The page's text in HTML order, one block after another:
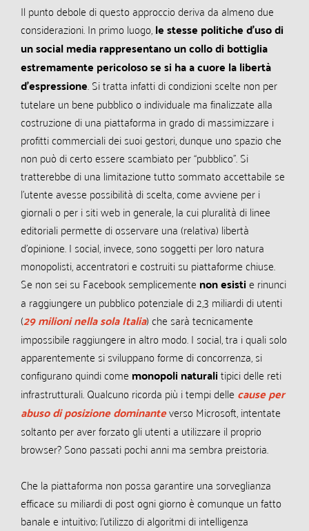
Il punto debole di questo approccio deriva da almeno due
considerazioni. In primo luogo,le stesse politiche d’uso di
un social media rappresentano un collo di bottiglia
estremamente pericoloso se si ha a cuore la libertà
d’espressione. Si tratta infatti di condizioni scelte non per
tutelare un bene pubblico o individuale ma finalizzate alla
costruzione di una piattaforma in grado di massimizzare i
profitti commerciali dei suoi gestori, dunque uno spazio che
non può di certo essere scambiato per “pubblico”. Si
tratterebbe di una limitazione tutto sommato accettabile se
l’utente avesse possibilità di scelta, come avviene per i
giornali o per i siti web in generale, la cui pluralità di linee
editoriali permette di osservare una (relativa) libertà
d’opinione. I social, invece, sono soggetti per loro natura
monopolisti, accentratori e costruiti su piattaforme chiuse.
Se non sei su Facebook semplicementenon esistie rinunci
a raggiungere un pubblico potenziale di 2,3 miliardi di utenti
(29 milioni nella sola Italia) che sarà tecnicamente
impossibile raggiungere in altro modo. I social, tra i quali solo
apparentemente si sviluppano forme di concorrenza, si
configurano quindi comemonopoli naturalitipici delle reti
infrastrutturali. Qualcuno ricorda più i tempi dellecause per
abuso di posizione dominanteverso Microsoft, intentate
soltanto per aver forzato gli utenti a utilizzare il proprio
browser? Sono passati pochi anni ma sembra preistoria.
Che la piattaforma non possa garantire una sorveglianza
efficace su miliardi di post ogni giorno è comunque un fatto
banale e intuitivo; l’utilizzo di algoritmi di intelligenza